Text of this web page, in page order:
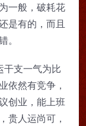
一般，破耗花
是有的，而且
干支一气为比
依然有竞争，
创业，能上班
贵人运尚可，